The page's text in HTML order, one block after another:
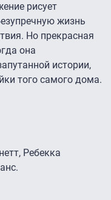
рисует
жизнь
Но прекрасная
она
истории,
того самого дома.
Ребекка